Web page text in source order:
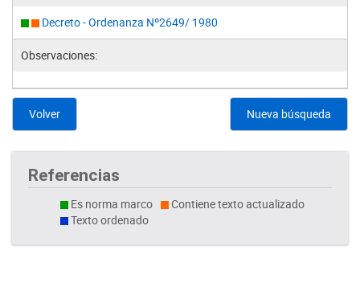
Decreto - Ordenanza Nº2649/ 1980
Observaciones:
Volver Nueva búsqueda
Referencias
Es norma marco
Contiene texto actualizado
Texto ordenado